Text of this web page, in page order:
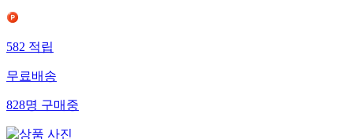
582적립
무료배송
828명구매중